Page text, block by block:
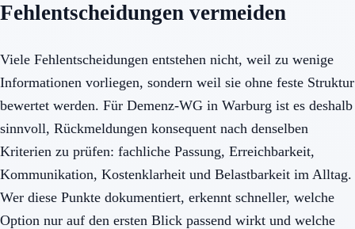
Fehlentscheidungen vermeiden
Viele Fehlentscheidungen entstehen nicht, weil zu wenige
Informationen vorliegen, sondern weil sie ohne feste Struktur
bewertet werden. Für Demenz-WG in Warburg ist es deshalb
sinnvoll, Rückmeldungen konsequent nach denselben
Kriterien zu prüfen: fachliche Passung, Erreichbarkeit,
Kommunikation, Kostenklarheit und Belastbarkeit im Alltag.
Wer diese Punkte dokumentiert, erkennt schneller, welche
Option nur auf den ersten Blick passend wirkt und welche